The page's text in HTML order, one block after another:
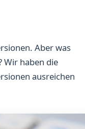
Aber was
Wir haben die
ausreichen